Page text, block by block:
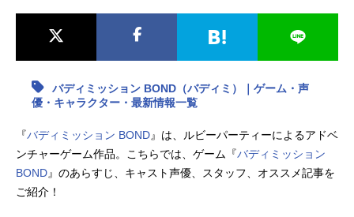
最新記事一覧
アニメ記事一覧 声優記事一覧
アニメ映画一覧 実写化映画一覧
今期アニメ曜日別一覧
バディミッション BOND（バディミ）｜ゲーム・声
優・キャラクター・最新情報一覧
『バディミッション BOND』は、ルビーパーティーによるアドベ
ンチャーゲーム作品。こちらでは、ゲーム『バディミッション
BOND』のあらすじ、キャスト声優、スタッフ、オススメ記事を
ご紹介！